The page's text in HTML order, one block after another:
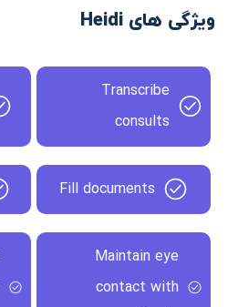
ویژگی های Heidi
Transcribe
consults
Fill documents
Maintain eye
contact with